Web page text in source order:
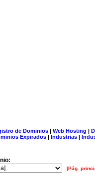
de Dominios| Web Hosting |
Expirados | Industrias |
[Pág.